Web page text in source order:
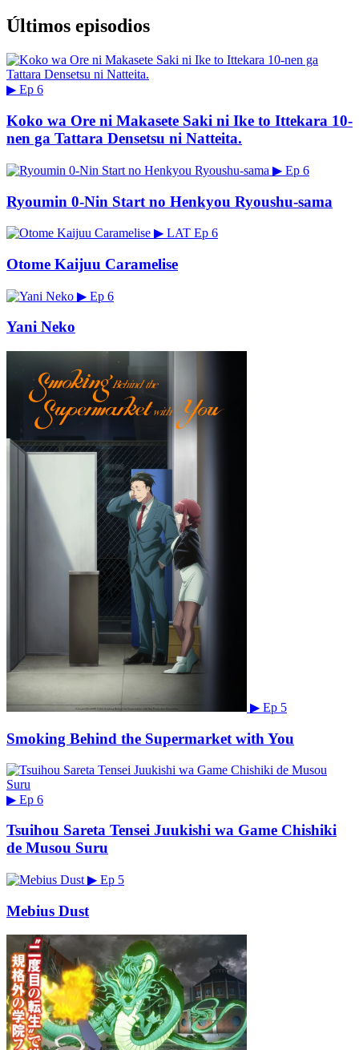
Últimos episodios
▶ Ep 6
Koko wa Ore ni Makasete Saki ni Ike to Ittekara 10-
nen ga Tattara Densetsu ni Natteita.
▶ Ep 6
Ryoumin 0-Nin Start no Henkyou Ryoushu-sama
▶ LAT Ep 6
Otome Kaijuu Caramelise
▶ Ep 6
Yani Neko
▶ Ep 5
Smoking Behind the Supermarket with You
▶ Ep 6
Tsuihou Sareta Tensei Juukishi wa Game Chishiki
de Musou Suru
▶ Ep 5
Mebius Dust